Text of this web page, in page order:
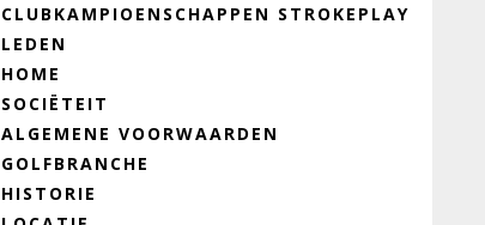
CLUBKAMPIOENSCHAPPEN STROKEPLAY
LEDEN
HOME
SOCIËTEIT
ALGEMENE VOORWAARDEN
GOLFBRANCHE
HISTORIE